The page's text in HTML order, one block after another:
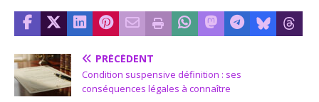
PRÉCÉDENT
Condition suspensive définition : ses
conséquences légales à connaître